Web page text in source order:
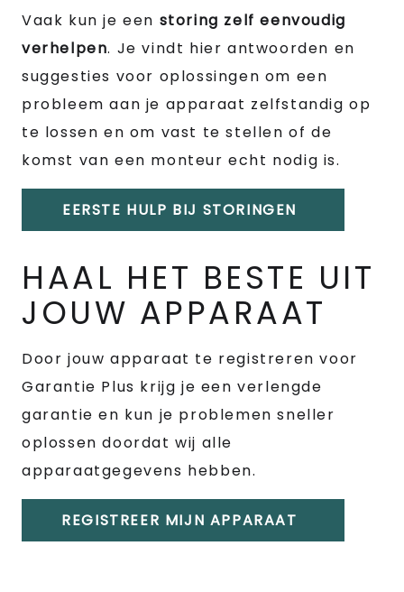
Vaak kun je een storing zelf eenvoudig
verhelpen. Je vindt hier antwoorden en
suggesties voor oplossingen om een
probleem aan je apparaat zelfstandig op
te lossen en om vast te stellen of de
komst van een monteur echt nodig is.
EERSTE HULP BIJ STORINGEN
HAAL HET BESTE UIT
JOUW APPARAAT
Door jouw apparaat te registreren voor
Garantie Plus krijg je een verlengde
garantie en kun je problemen sneller
oplossen doordat wij alle
apparaatgegevens hebben.
REGISTREER MIJN APPARAAT